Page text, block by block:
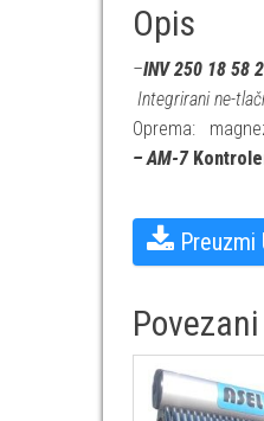
Opis
–INV 250 18 58
Integrirani ne-
Oprema:
– AM-7
Preuzmi